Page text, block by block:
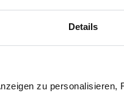
Details
zu
Sie bei Bedarf mit
so oft wiederholen,
erhalten haben.